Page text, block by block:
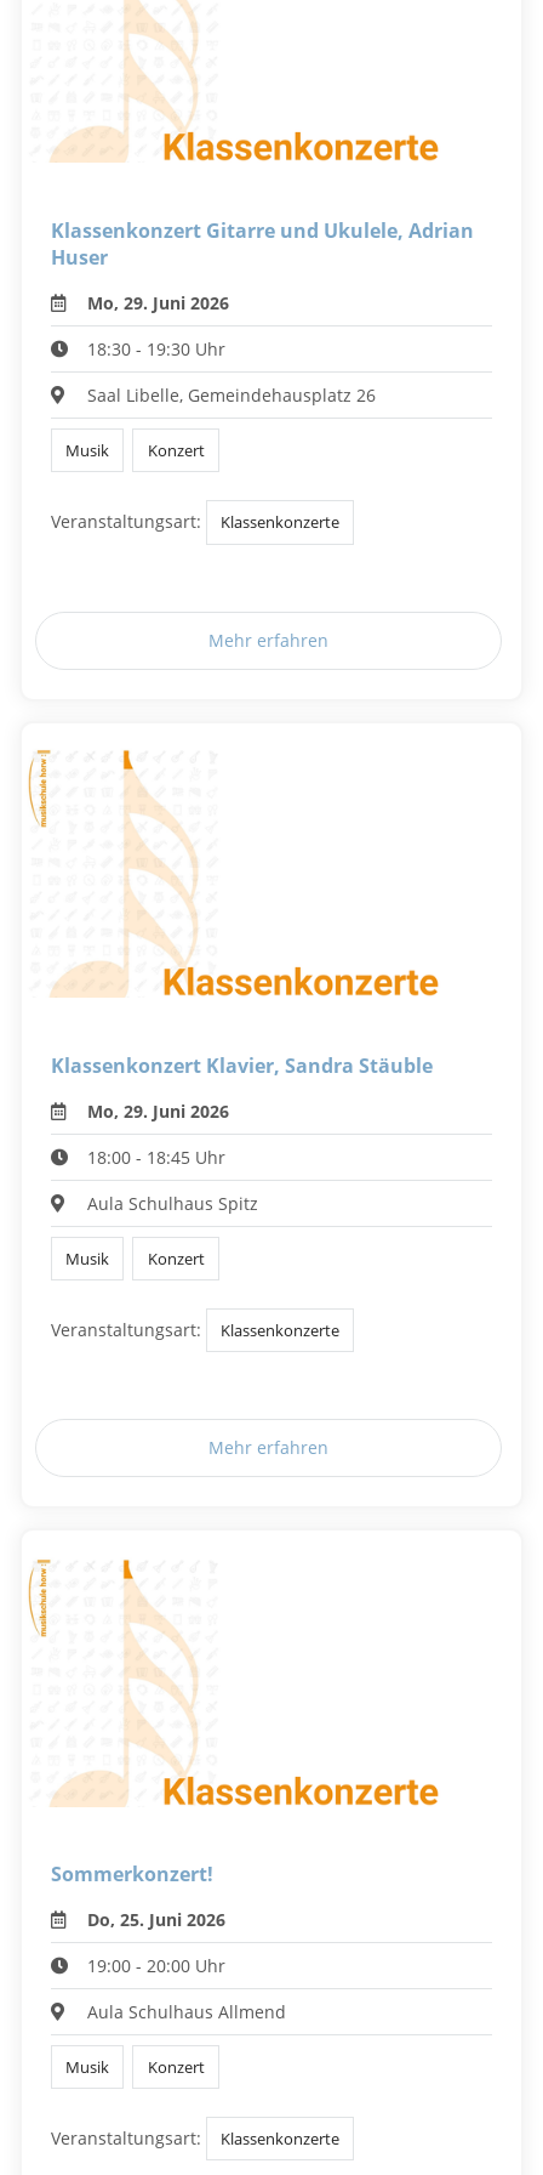
Klassenkonzert Gitarre und Ukulele, Adrian
Huser
Mo, 29. Juni 2026
18:30 - 19:30 Uhr
Saal Libelle, Gemeindehausplatz 26
Musik Konzert
Veranstaltungsart: Klassenkonzerte
Mehr erfahren
Klassenkonzert Klavier, Sandra Stäuble
Mo, 29. Juni 2026
18:00 - 18:45 Uhr
Aula Schulhaus Spitz
Musik Konzert
Veranstaltungsart: Klassenkonzerte
Mehr erfahren
Sommerkonzert!
Do, 25. Juni 2026
19:00 - 20:00 Uhr
Aula Schulhaus Allmend
Musik Konzert
Veranstaltungsart: Klassenkonzerte